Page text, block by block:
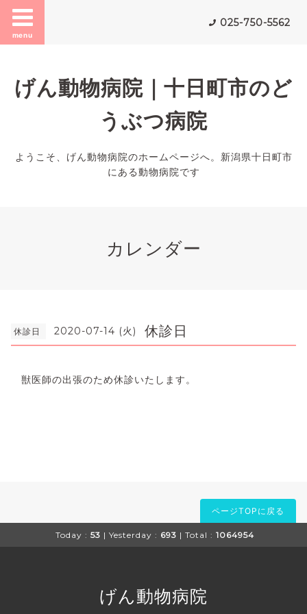
menu
025-750-5562
げん動物病院｜十日町市のど
うぶつ病院
ようこそ、げん動物病院のホームページへ。新潟県十日町市
にある動物病院です
カレンダー
休診日 2020-07-14 (火) 休診日
獣医師の出張のため休診いたします。
ページTOPに戻る
Today : 53 | Yesterday : 693 | Total : 1064954
げん動物病院